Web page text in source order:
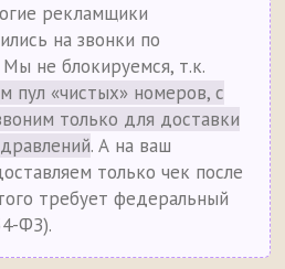
рекламщики
на звонки по
Мы не блокируемся, т.к.
пул «чистых» номеров, с
только для доставки
. А на ваш
только чек после
требует федеральный
ФЗ).